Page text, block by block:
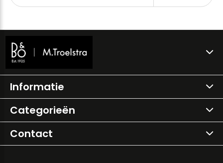
Informatie
Categorieën
Contact